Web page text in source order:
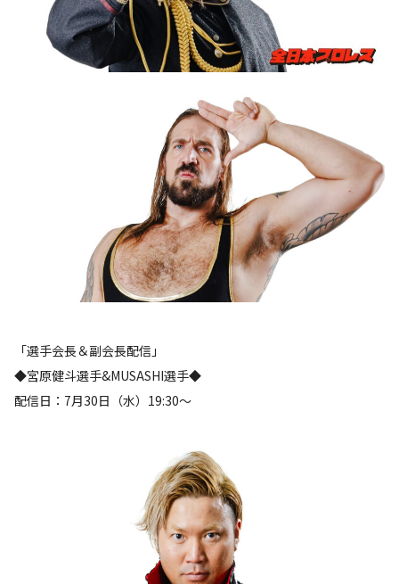
「選手会長＆副会長配信」
◆宮原健斗選手&MUSASHI選手◆
配信日：7月30日（水）19:30〜